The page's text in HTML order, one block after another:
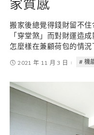
家質感
搬家後總覺得錢財留不
「穿堂煞」而對財運造
怎麼樣在兼顧荷包的情
2021 年 11 月 3 日 機